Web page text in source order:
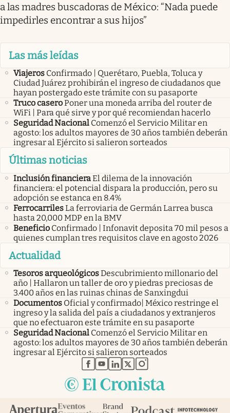
a las madres buscadoras de México: “Nada puede
impedirles encontrar a sus hijos”
Las más leídas
Viajeros Confirmado | Querétaro, Puebla, Toluca y
Ciudad Juárez prohibirán el ingreso de ciudadanos que
hayan postergado este trámite con su pasaporte
Truco caseroPoner una moneda arriba del router de
WiFi | Para qué sirve y por qué recomiendan hacerlo
Seguridad Nacional Comenzó el Servicio Militar en
agosto: los adultos mayores de 30 años también deberán
ingresar al Ejército si salieron sorteados
Últimas noticias
Inclusión financieraEl dilema de la innovación
financiera: el potencial dispara la producción, pero su
adopción se estanca en 8.4%
FerrocarrilesLa ferroviaria de Germán Larrea busca
hasta 20,000 MDP en la BMV
Beneficio Confirmado | Infonavit deposita 70 mil pesos a
quienes cumplan tres requisitos clave en agosto 2026
Actualidad
Tesoros arqueológicosDescubrimiento millonario del
año | Hallaron un taller de oro y piedras preciosas de
3.400 años en las ruinas chinas de Sanxingdui
Documentos Oficial y confirmado| México restringe el
ingreso y la salida del país a ciudadanos y extranjeros
que no efectuaron este trámite en su pasaporte
Seguridad Nacional Comenzó el Servicio Militar en
agosto: los adultos mayores de 30 años también deberán
ingresar al Ejército si salieron sorteados
abre en nueva pestaña
abre en nueva pestaña
abre en nueva pestaña
abre en nueva pestaña
abre en nueva pestaña